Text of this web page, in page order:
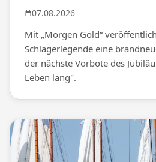
07.08.2026
Mit „Morgen Gold“
Schlagerlegende eine
der nächste Vorbote des
Leben lang".